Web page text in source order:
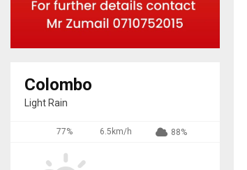
Colombo
Light Rain
77% 6.5km/h 88%